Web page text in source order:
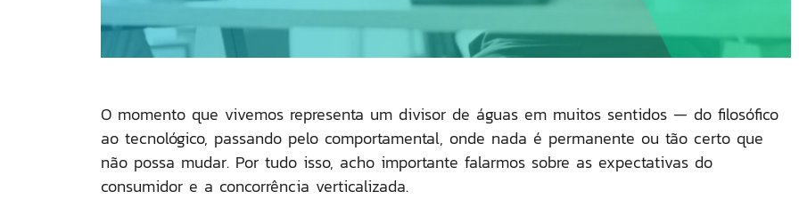
O momento que vivemos representa um divisor de águas em muitos sentidos — do filosófico
ao tecnológico, passando pelo comportamental, onde nada é permanente ou tão certo que
não possa mudar. Por tudo isso, acho importante falarmos sobre as expectativas do
consumidor e a concorrência verticalizada.